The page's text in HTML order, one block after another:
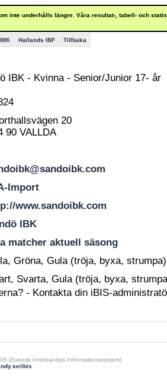
inte underhålls längre. Våra resultat-, tabell- och
Hallands IBF Tillbaka
IBK - Kvinna - Senior/Junior 17- år
20
90 VALLDA
Import
www.sandoibk.com
IBK
matcher aktuell säsong
Gröna, Gula (tröja, byxa, strumpa)
Svarta, Gula (tröja, byxa,
- Kontakta din iBIS-
(Svensk Innebandys Informationssystem)
ibis